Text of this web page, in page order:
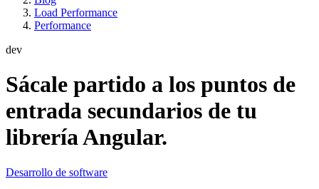
Load Performance
Performance
dev
Sácale partido a los puntos de
entrada secundarios de tu
librería Angular.
Desarrollo de software